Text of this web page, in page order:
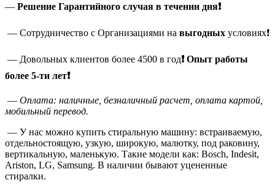
— Решение Гарантийного случая в течении дня❗
— Сотрудничество с Организациями на выгодных условиях❗
— Довольных клиентов более 4500 в год❗ Опыт работы
более 5-ти лет❗
— Оплата: наличные, безналичный расчет, оплата картой,
мобильный перевод.
— У нас можно купить стиральную машину: встраиваемую,
отдельностоящую, узкую, широкую, малютку, под раковину,
вертикальную, маленькую. Такие модели как: Bosch, Indesit,
Ariston, LG, Samsung. В наличии бывают уцененные
стиралки.